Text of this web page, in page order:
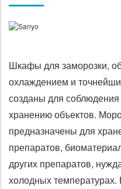
Шкафы для заморозки,
охлаждением и
созданы для
хранению объектов.
предназначены для
препаратов,
других препаратов,
холодных температурах.